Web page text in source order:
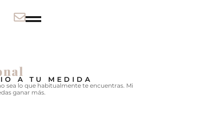
A TU MEDIDA
sea lo que habitualmente te encuentras. Mi
ganar más.